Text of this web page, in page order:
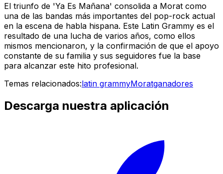
El triunfo de 'Ya Es Mañana' consolida a Morat como
una de las bandas más importantes del pop-rock actual
en la escena de habla hispana. Este Latin Grammy es el
resultado de una lucha de varios años, como ellos
mismos mencionaron, y la confirmación de que el apoyo
constante de su familia y sus seguidores fue la base
para alcanzar este hito profesional.
Temas relacionados:latin grammyMoratganadores
Descarga nuestra aplicación